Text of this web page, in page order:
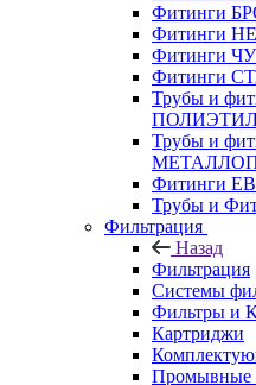
Фитинги
Фитинги
Фитинги
Фитинги
Трубы и
Трубы и
Фитинги
Трубы и
Фильтрация
Назад
Фильтрация
Системы
Фильтры и
Картриджи
Промывные